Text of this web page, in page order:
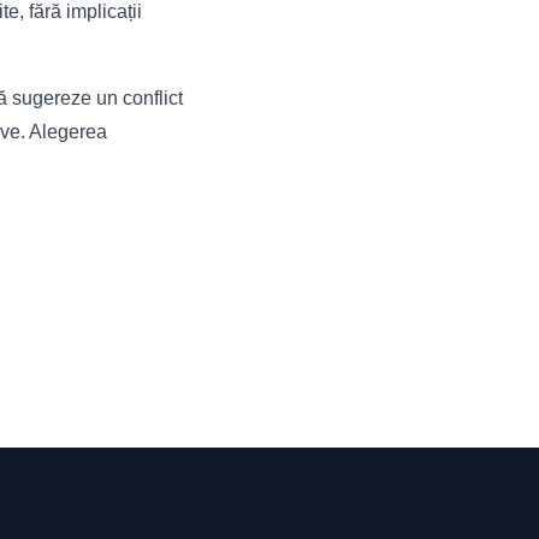
fără implicații
sugereze un conflict
Alegerea